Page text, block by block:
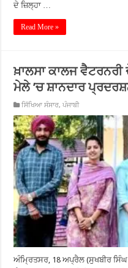
ਦੇ ਜ਼ਿਲ੍ਹਾ …
Read More »
ਖ਼ਾਲਸਾ ਕਾਲਜ
ਮੇਲੇ ’ਚ ਸ਼ਾਨਦਾਰ
ਸਿੱਖਿਆ ਸੰਸਾਰ,ਪੰਜਾਬੀ
ਅੰਮ੍ਰਿਤਸਰ, 18 ਅਪ੍ਰੈਲ (ਸੁਖਬੀਰ